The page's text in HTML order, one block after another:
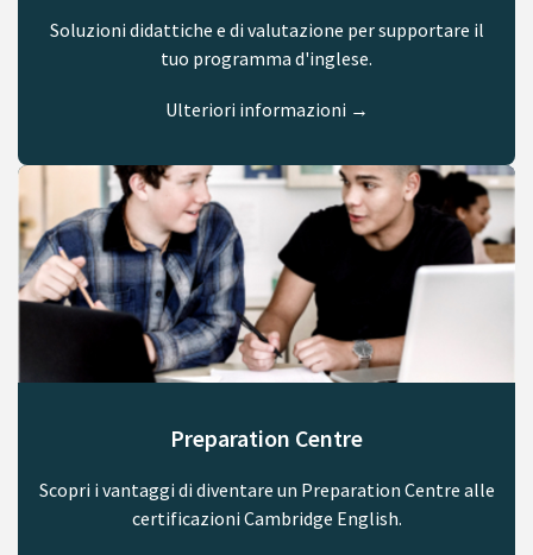
Soluzioni didattiche e di valutazione per supportare il
tuo programma d'inglese.
Ulteriori informazioni →
Preparation Centre
Scopri i vantaggi di diventare un Preparation Centre alle
certificazioni Cambridge English.